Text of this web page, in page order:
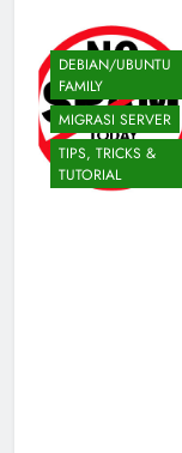
DEBIAN/UBUNTU
FAMILY
MIGRASI SERVER
TIPS, TRICKS &
TUTORIAL